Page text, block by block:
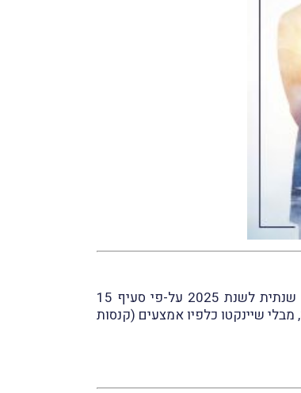
בעקבות בקשת הלשכות המקצועיות, החליט מנהל רשות המסים, עו"ד שי אהרונוביץ, כי עוסק פטוּר החייב בהגשת הצהרה שנתית לשנת 2025 על-פי סעיף 15
לתקנות מס ערך מוסף (רישום), תשל"ו-1976, יוכל להגיש את ההצהרה הנ"ל עד ליום 31.3.2026 במקום עד ליום 31.1.2026, מבלי שיינקטו כלפיו אמצעים (קנסות